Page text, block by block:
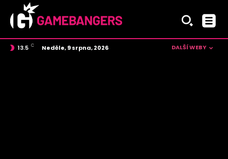
13.5 C Czech
Neděle, 9 srpna, 2026 DALŠÍ WEBY